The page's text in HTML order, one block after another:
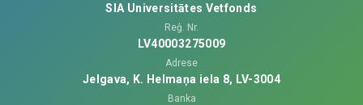
SIA Universitātes Vetfonds
Reģ. Nr.
LV40003275009
Adrese
Jelgava, K. Helmaņa iela 8, LV-3004
Banka